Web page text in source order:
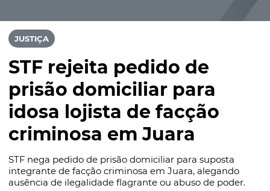
JUSTIÇA
STF rejeita pedido de
prisão domiciliar para
idosa lojista de facção
criminosa em Juara
STF nega pedido de prisão domiciliar para suposta
integrante de facção criminosa em Juara, alegando
ausência de ilegalidade flagrante ou abuso de poder.